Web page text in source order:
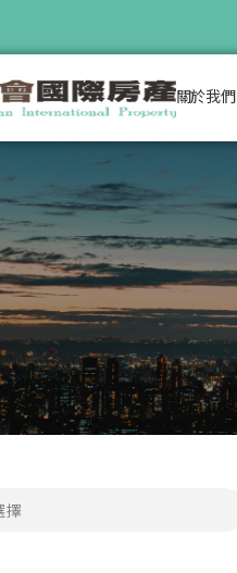
關於我們